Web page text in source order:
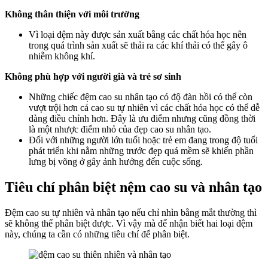
Không thân thiện với môi trường
Vì loại đệm này được sản xuất bằng các chất hóa học nên
trong quá trình sản xuất sẽ thải ra các khí thải có thể gây ô
nhiễm không khí.
Không phù hợp với người già và trẻ sơ sinh
Những chiếc đệm cao su nhân tạo có độ đàn hồi có thể còn
vượt trội hơn cả cao su tự nhiên vì các chất hóa học có thể dễ
dàng điều chỉnh hơn. Đây là ưu điểm nhưng cũng đồng thời
là một nhược điểm nhỏ của đẹp cao su nhân tạo.
Đối với những người lớn tuổi hoặc trẻ em đang trong độ tuổi
phát triển khi nằm những trước đẹp quá mềm sẽ khiến phần
lưng bị võng ở gây ảnh hưởng đến cuộc sống.
Tiêu chí phân biệt nệm cao su và nhân tạo
Đệm cao su tự nhiên và nhân tạo nếu chỉ nhìn bằng mắt thường thì
sẽ không thể phân biệt được. Vì vậy mà để nhận biết hai loại đệm
này, chúng ta cần có những tiêu chí để phân biệt.